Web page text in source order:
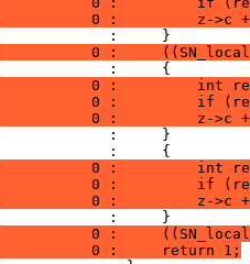
0 :         z->c
:     }
0 :
:     {
0 :         int
0 :         if
0 :         z->c
:     }
:     {
0 :         int
0 :         if
0 :         z->c
:     }
0 :
0 :     return 1;